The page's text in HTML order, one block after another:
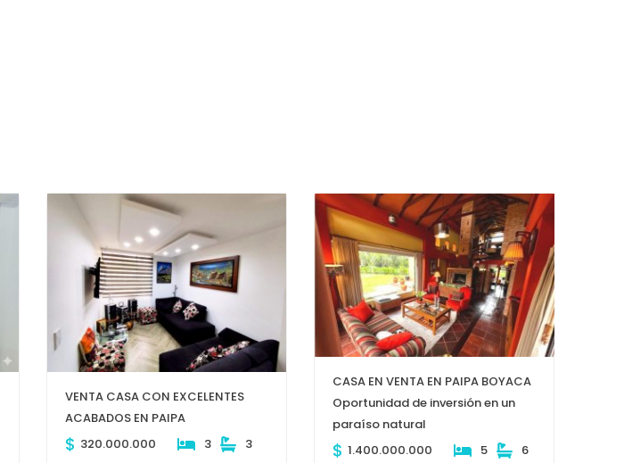
VENTA CASA CON EXCELENTES
ACABADOS EN PAIPA
$ 320.000.000 3 3
CASA EN VENTA EN PAIPA BOYACA
Oportunidad de inversión en un
paraíso natural
$ 1.400.000.000 5
6